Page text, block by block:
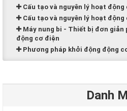
Cấu tạo và nguyên lý hoạt động
Cấu tạo và nguyên lý hoạt động
Máy nung bi - Thiết bị đơn giản
động cơ điện
Phương pháp khởi động động
Danh